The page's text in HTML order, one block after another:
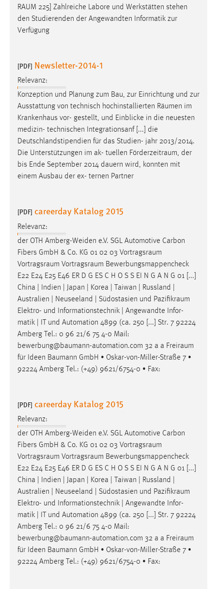
RAUM 225] Zahlreiche Labore und Werkstätten stehen
den Studierenden der Angewandten Informatik zur
Verfügung
[PDF] Newsletter-2014-1
Relevanz:
Konzeption und Planung zum Bau, zur Einrichtung und zur
Ausstattung von technisch hochinstallierten Räumen im
Krankenhaus vor- gestellt, und Einblicke in die neuesten
medizin- technischen Integrationsanf [...] die
Deutschlandstipendien für das Studien- jahr 2013/2014.
Die Unterstützungen im ak- tuellen Förderzeitraum, der
bis Ende September 2014 dauern wird, konnten mit
einem Ausbau der ex- ternen Partner
[PDF] careerday Katalog 2015
Relevanz:
der OTH Amberg-Weiden e.V. SGL Automotive Carbon
Fibers GmbH & Co. KG 01 02 03 Vortragsraum
Vortragsraum Vortragsraum Bewerbungsmappencheck
E22 E24 E25 E46 ER D G ES C H O S S EI N G A N G 01 [...]
China | Indien | Japan | Korea | Taiwan | Russland |
Australien | Neuseeland | Südostasien und Pazifikraum
Elektro- und Informationstechnik | Angewandte Infor-
matik | IT und Automation 4899 (ca. 250 [...] Str. 7 92224
Amberg Tel.: 0 96 21/6 75 4-0 Mail:
bewerbung@baumann-automation.com 32 a a Freiraum
für Ideen Baumann GmbH • Oskar-von-Miller-Straße 7 •
92224 Amberg Tel.: (+49) 9621/6754-0 • Fax:
[PDF] careerday Katalog 2015
Relevanz:
der OTH Amberg-Weiden e.V. SGL Automotive Carbon
Fibers GmbH & Co. KG 01 02 03 Vortragsraum
Vortragsraum Vortragsraum Bewerbungsmappencheck
E22 E24 E25 E46 ER D G ES C H O S S EI N G A N G 01 [...]
China | Indien | Japan | Korea | Taiwan | Russland |
Australien | Neuseeland | Südostasien und Pazifikraum
Elektro- und Informationstechnik | Angewandte Infor-
matik | IT und Automation 4899 (ca. 250 [...] Str. 7 92224
Amberg Tel.: 0 96 21/6 75 4-0 Mail:
bewerbung@baumann-automation.com 32 a a Freiraum
für Ideen Baumann GmbH • Oskar-von-Miller-Straße 7 •
92224 Amberg Tel.: (+49) 9621/6754-0 • Fax: